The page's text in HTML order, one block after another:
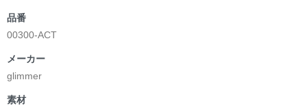
品番
00300-ACT
メーカー
glimmer
素材